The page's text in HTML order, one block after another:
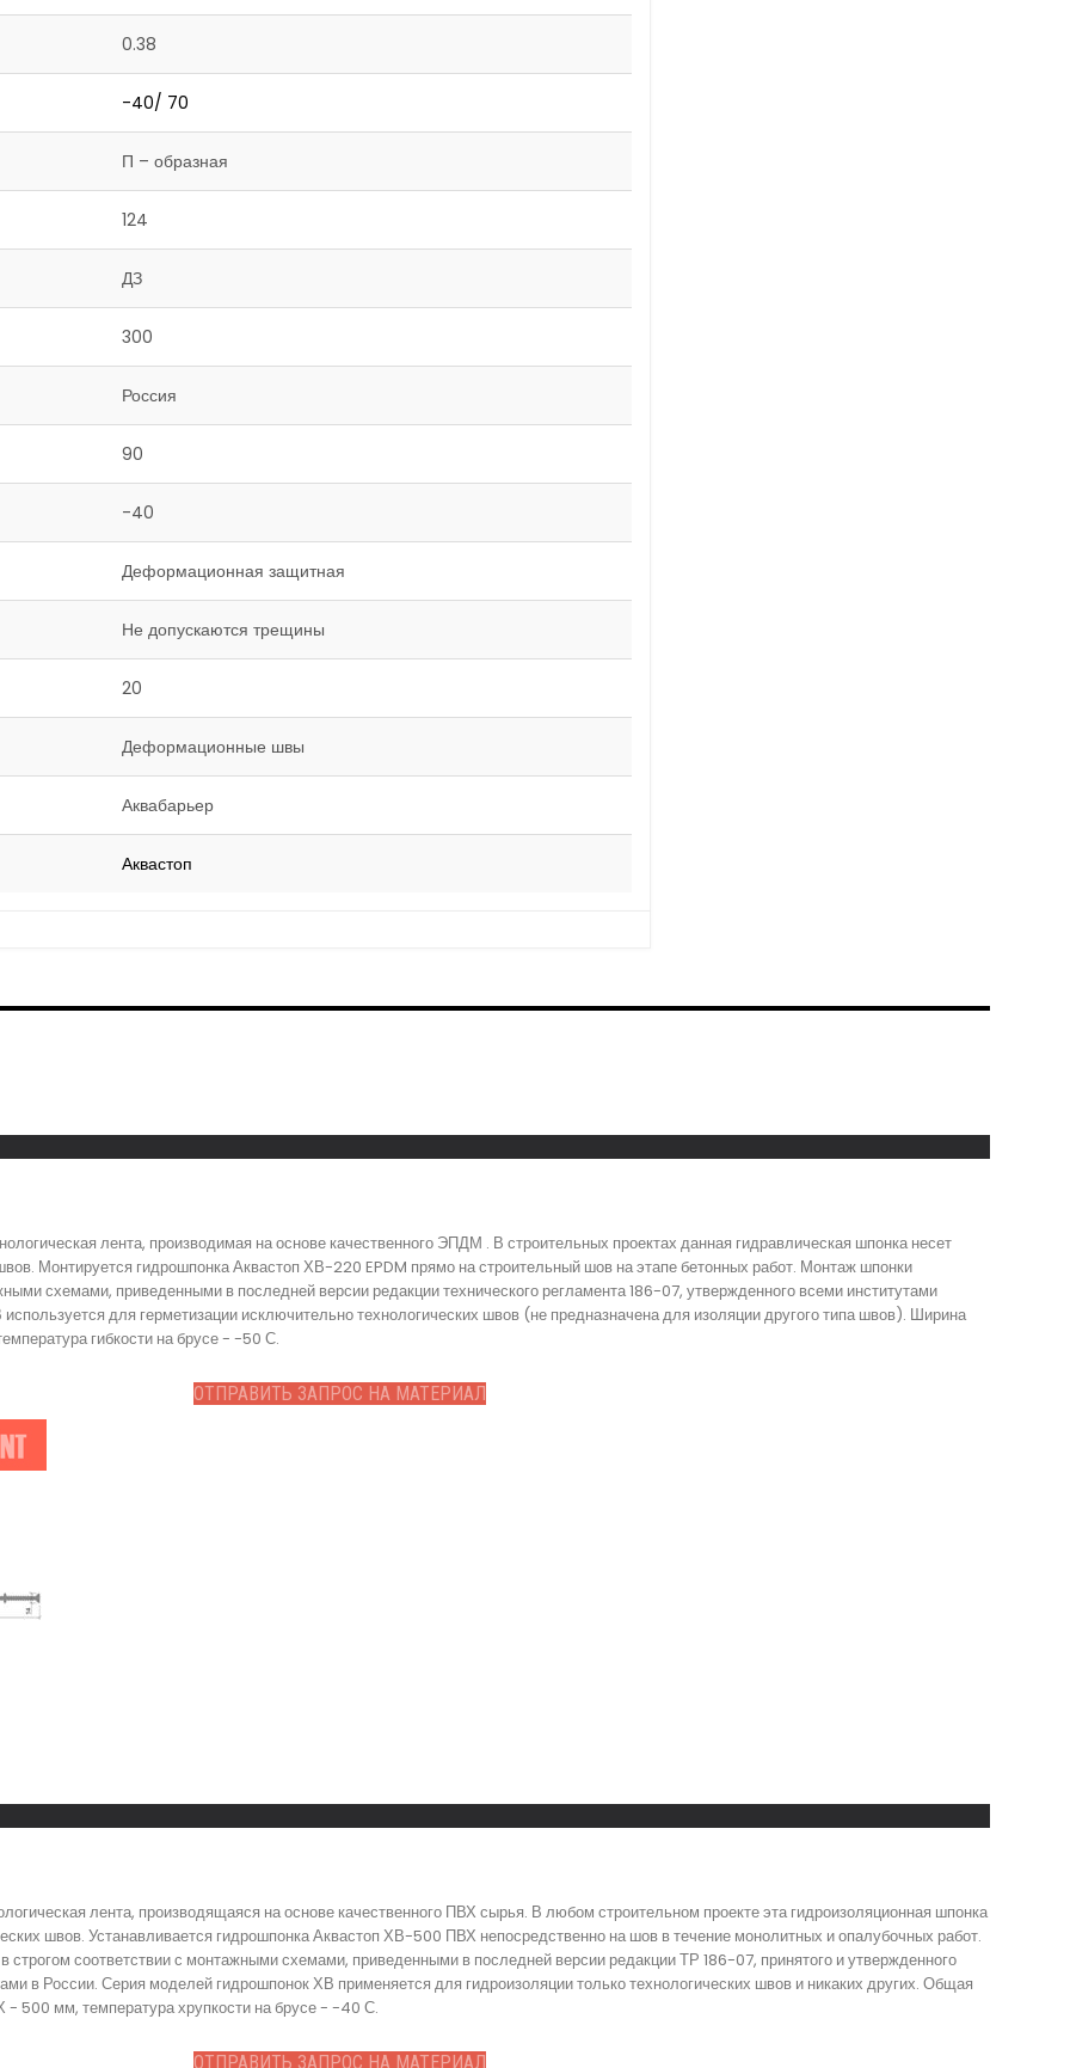
0.38
-40/ 70
П – образная
124
ДЗ
300
Россия
90
-40
Деформационная защитная
Не допускаются трещины
20
Деформационные швы
Аквабарьер
Аквастоп
лента, производимая на основе качественного ЭПДМ . В строительных проектах данная гидравлическая шпонка несет
Монтируется гидрошпонка Аквастоп ХВ-220 EPDM прямо на строительный шов на этапе бетонных работ. Монтаж шпонки
схемами, приведенными в последней версии редакции технического регламента 186-07, утвержденного всеми институтами
для герметизации исключительно технологических швов (не предназначена для изоляции другого типа швов). Ширина
гибкости на брусе - -50 С.
ОТПРАВИТЬ ЗАПРОС НА МАТЕРИАЛ
лента, производящаяся на основе качественного ПВХ сырья. В любом строительном проекте эта гидроизоляционная шпонка
швов. Устанавливается гидрошпонка Аквастоп ХВ-500 ПВХ непосредственно на шов в течение монолитных и опалубочных работ.
соответствии с монтажными схемами, приведенными в последней версии редакции ТР 186-07, принятого и утвержденного
в России. Серия моделей гидрошпонок ХВ применяется для гидроизоляции только технологических швов и никаких других. Общая
- 500 мм, температура хрупкости на брусе - -40 С.
ОТПРАВИТЬ ЗАПРОС НА МАТЕРИАЛ